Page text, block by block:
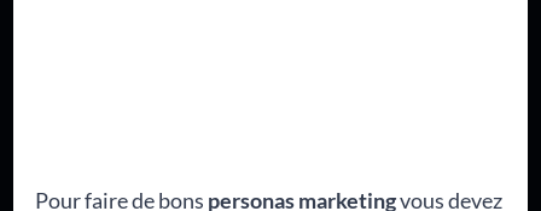
Pour faire de bons personas marketingvous devez